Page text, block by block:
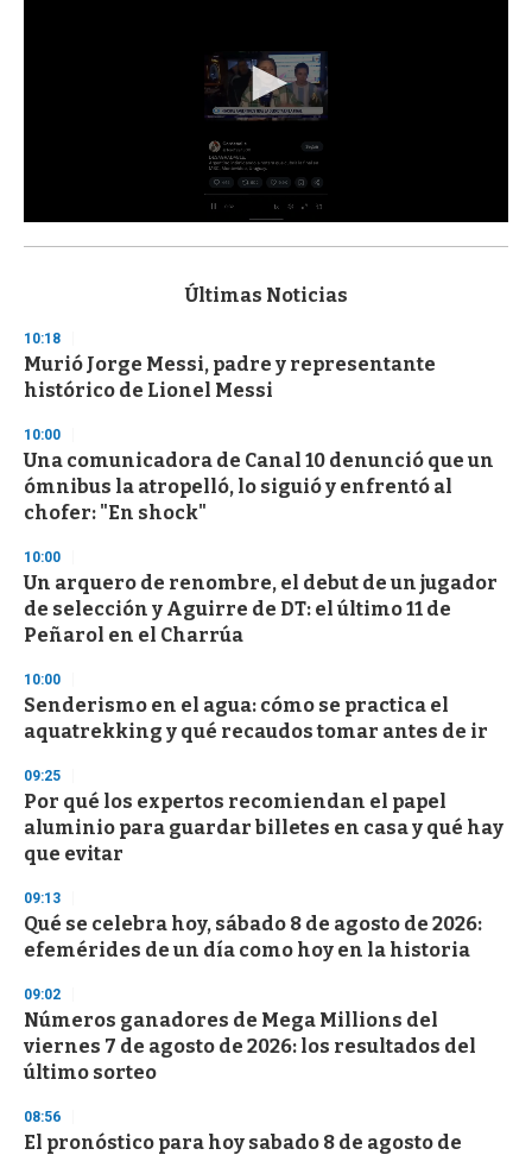
s
d
s
o
f
3
s
e
c
o
d
s
Últimas Noticias
10:18
Murió Jorge Messi, padre y representante
histórico de Lionel Messi
10:00
Una comunicadora de Canal 10 denunció que un
ómnibus la atropelló, lo siguió y enfrentó al
chofer: "En shock"
10:00
Un arquero de renombre, el debut de un jugador
de selección y Aguirre de DT: el último 11 de
Peñarol en el Charrúa
10:00
Senderismo en el agua: cómo se practica el
aquatrekking y qué recaudos tomar antes de ir
09:25
Por qué los expertos recomiendan el papel
aluminio para guardar billetes en casa y qué hay
que evitar
09:13
Qué se celebra hoy, sábado 8 de agosto de 2026:
efemérides de un día como hoy en la historia
09:02
Números ganadores de Mega Millions del
viernes 7 de agosto de 2026: los resultados del
último sorteo
08:56
El pronóstico para hoy sabado 8 de agosto de